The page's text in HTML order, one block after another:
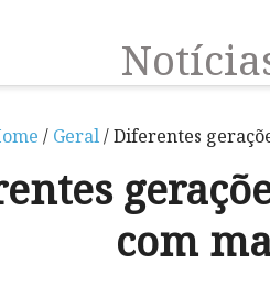
/ Geral/ Diferentes
com